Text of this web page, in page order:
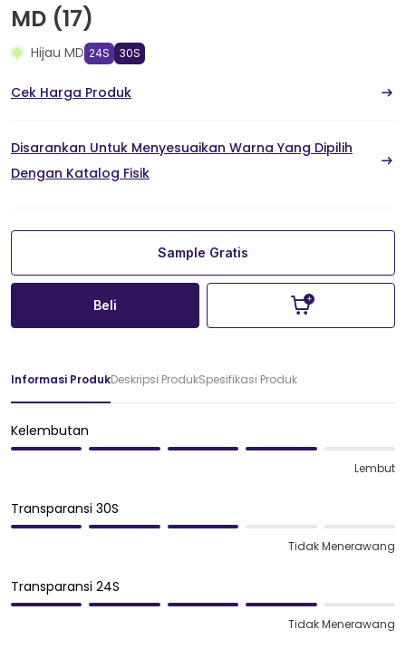
MD (17)
Hijau MD 24S 30S
Cek Harga Produk
Disarankan Untuk Menyesuaikan Warna Yang Dipilih
Dengan Katalog Fisik
Sample Gratis
Beli
Informasi ProdukDeskripsi ProdukSpesifikasi Produk
Kelembutan
Lembut
Transparansi 30S
Tidak Menerawang
Transparansi 24S
Tidak Menerawang